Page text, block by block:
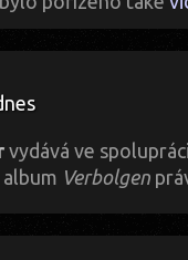
vydává ve
Verbolgen